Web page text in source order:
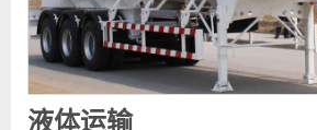
液体运输